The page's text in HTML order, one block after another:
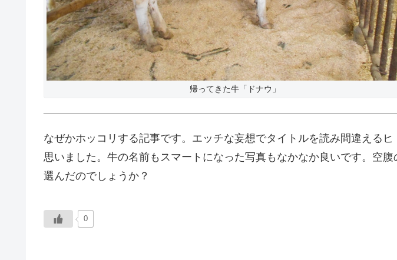
帰ってきた牛「ドナウ」
なぜかホッコリする記事です。エッチな妄想でタイトルを読み間違えるヒ
思いました。牛の名前もスマートになった写真もなかなか良いです。空
選んだのでしょうか？
0